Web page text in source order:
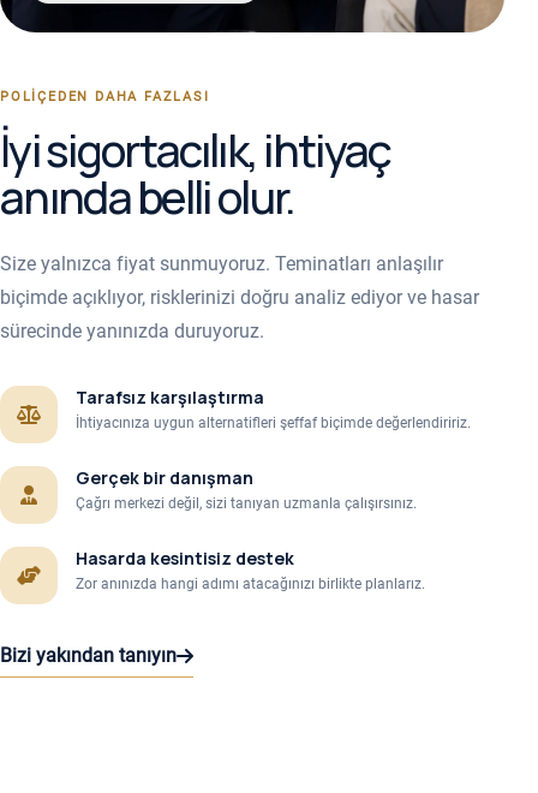
POLIÇEDEN DAHA FAZLASI
İyi sigortacılık, ihtiyaç
anında belli olur.
Size yalnızca fiyat sunmuyoruz. Teminatları anlaşılır
biçimde açıklıyor, risklerinizi doğru analiz ediyor ve hasar
sürecinde yanınızda duruyoruz.
Tarafsız karşılaştırma
İhtiyacınıza uygun alternatifleri şeffaf biçimde değerlendiririz.
Gerçek bir danışman
Çağrı merkezi değil, sizi tanıyan uzmanla çalışırsınız.
Hasarda kesintisiz destek
Zor anınızda hangi adımı atacağınızı birlikte planlarız.
Bizi yakından tanıyın